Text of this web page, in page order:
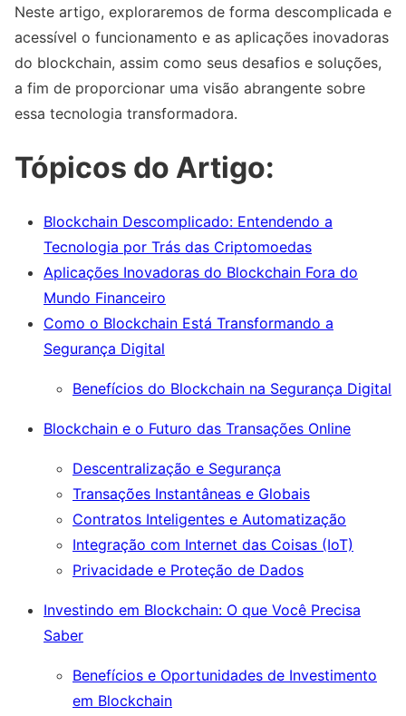
Neste artigo, exploraremos de forma descomplicada e
acessível o funcionamento e as aplicações inovadoras
do blockchain, assim como seus desafios e soluções,
a fim de proporcionar uma visão abrangente sobre
essa tecnologia transformadora.
Tópicos do Artigo:
Blockchain Descomplicado: Entendendo a
Tecnologia por Trás das Criptomoedas
Aplicações Inovadoras do Blockchain Fora do
Mundo Financeiro
Como o Blockchain Está Transformando a
Segurança Digital
Benefícios do Blockchain na Segurança Digital
Blockchain e o Futuro das Transações Online
Descentralização e Segurança
Transações Instantâneas e Globais
Contratos Inteligentes e Automatização
Integração com Internet das Coisas (IoT)
Privacidade e Proteção de Dados
Investindo em Blockchain: O que Você Precisa
Saber
Benefícios e Oportunidades de Investimento
em Blockchain